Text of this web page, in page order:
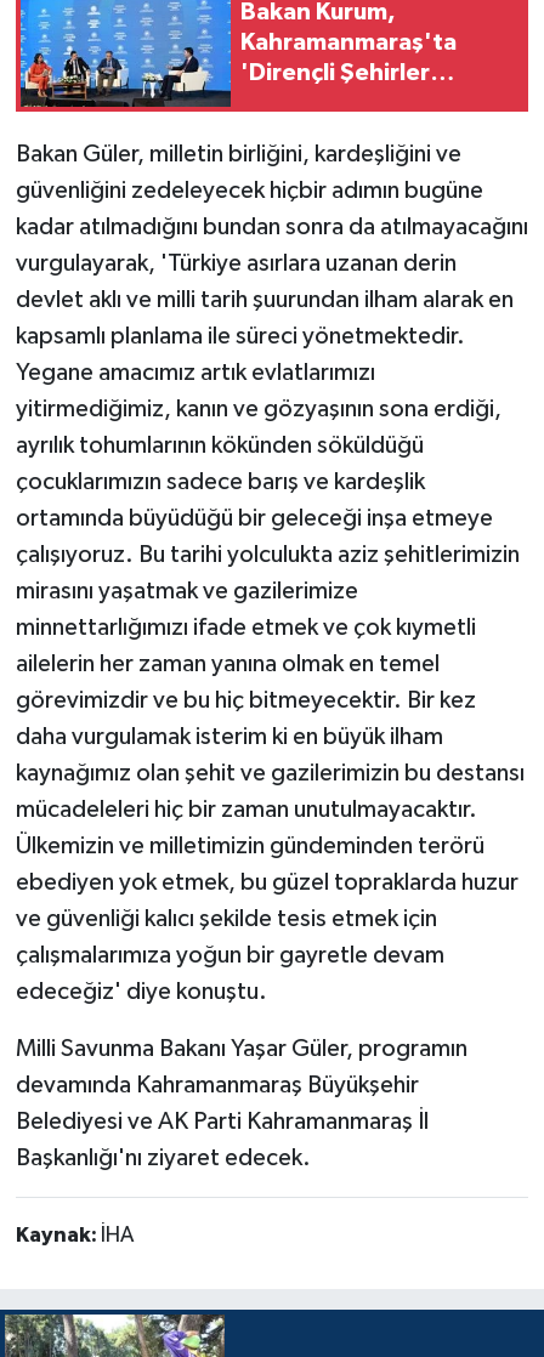
Bakan Kurum,
Kahramanmaraş'ta
'Dirençli Şehirler
Bakan Güler, milletin birliğini, kardeşliğini ve
güvenliğini zedeleyecek hiçbir adımın bugüne
kadar atılmadığını bundan sonra da atılmayacağını
vurgulayarak, 'Türkiye asırlara uzanan derin
devlet aklı ve milli tarih şuurundan ilham alarak en
kapsamlı planlama ile süreci yönetmektedir.
Yegane amacımız artık evlatlarımızı
yitirmediğimiz, kanın ve gözyaşının sona erdiği,
ayrılık tohumlarının kökünden söküldüğü
çocuklarımızın sadece barış ve kardeşlik
ortamında büyüdüğü bir geleceği inşa etmeye
çalışıyoruz. Bu tarihi yolculukta aziz şehitlerimizin
mirasını yaşatmak ve gazilerimize
minnettarlığımızı ifade etmek ve çok kıymetli
ailelerin her zaman yanına olmak en temel
görevimizdir ve bu hiç bitmeyecektir. Bir kez
daha vurgulamak isterim ki en büyük ilham
kaynağımız olan şehit ve gazilerimizin bu destansı
mücadeleleri hiç bir zaman unutulmayacaktır.
Ülkemizin ve milletimizin gündeminden terörü
ebediyen yok etmek, bu güzel topraklarda huzur
ve güvenliği kalıcı şekilde tesis etmek için
çalışmalarımıza yoğun bir gayretle devam
edeceğiz' diye konuştu.
Milli Savunma Bakanı Yaşar Güler, programın
devamında Kahramanmaraş Büyükşehir
Belediyesi ve AK Parti Kahramanmaraş İl
Başkanlığı'nı ziyaret edecek.
Kaynak: İHA